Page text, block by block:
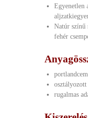
Egyenetlen
Natúr színű
fehér
rugalmas